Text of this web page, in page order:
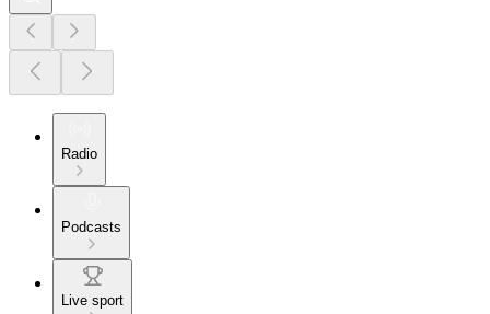
Radio
Podcasts
Live sport